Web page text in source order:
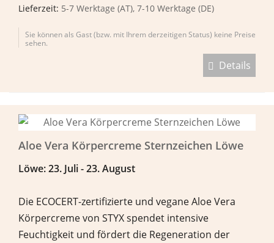
Lieferzeit: 5-7 Werktage (AT), 7-10 Werktage (DE)
Sie können als Gast (bzw. mit Ihrem derzeitigen Status) keine Preise
sehen.
Details
Aloe Vera Körpercreme Sternzeichen Löwe
Löwe: 23. Juli - 23. August
Die ECOCERT-zertifizierte und vegane Aloe Vera
Körpercreme von STYX spendet intensive
Feuchtigkeit und fördert die Regeneration der